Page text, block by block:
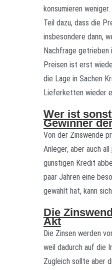
konsumieren
Teil dazu, dass die
insbesondere dann,
Nachfrage getrieben
Preisen ist erst
die Lage in Sachen
Lieferketten wieder
Wer ist
Gewinner
Von der Zinswende
Anleger, aber auch
günstigen Kredit
paar Jahren eine
gewählt hat, kann
Die
Akt
Die Zinsen werden
weil dadurch auf die
Zugleich sollte aber